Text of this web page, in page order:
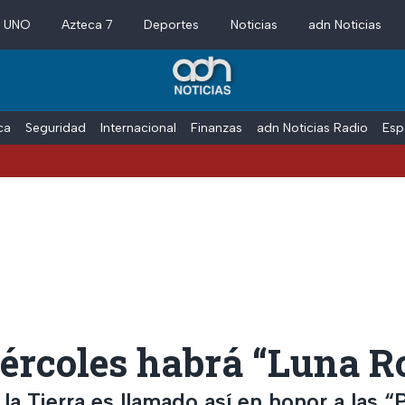
Azteca 7 Deportes Noticias adn Noticias
Seguridad Internacional Finanzas adn Noticias Radio
habrá “Luna